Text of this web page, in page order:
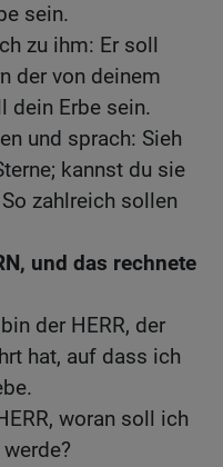
sein.
zu ihm: Er soll
der von deinem
dein Erbe sein.
und sprach: Sieh
kannst du sie
zahlreich sollen
und das rechnete
der HERR, der
hat, auf dass ich
woran soll ich